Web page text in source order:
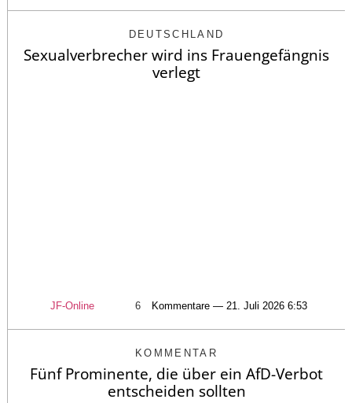
DEUTSCHLAND
Sexualverbrecher wird ins Frauengefängnis
verlegt
JF-Online 6 Kommentare — 21. Juli 2026 6:53
KOMMENTAR
Fünf Prominente, die über ein AfD-Verbot
entscheiden sollten